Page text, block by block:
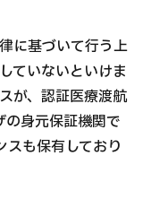
に基づいて行う上
ていないといけま
が、認証医療渡航
身元保証機関で
スも保有しており